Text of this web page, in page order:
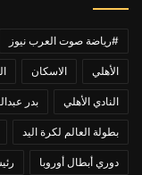
#رياضة صوت العرب نيوز
الأهلي الاسكان
النادي الأهلي بدر
بطولة العالم لكرة اليد
دوري أبطال أوروبا